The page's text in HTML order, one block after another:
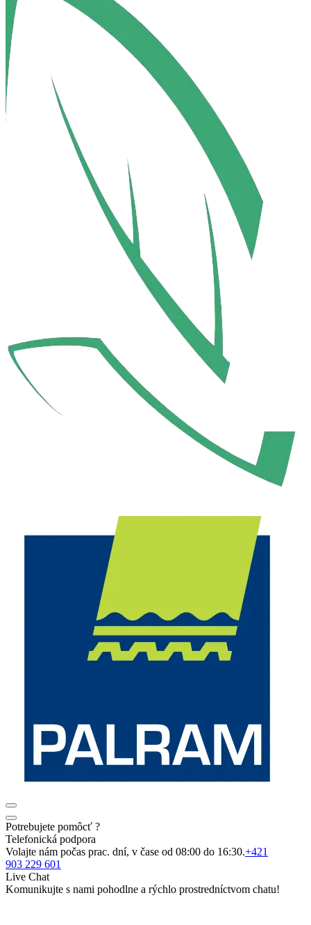
Potrebujete pomôcť ?
Telefonická podpora
Volajte nám počas prac. dní, v čase od 08:00 do 16:30.+421
903 229 601
Live Chat
Komunikujte s nami pohodlne a rýchlo prostredníctvom chatu!